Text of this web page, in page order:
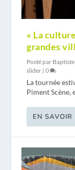
« La
grandes
Posté par
slider |0
La tournée
Piment Scène,
EN SAVOIR